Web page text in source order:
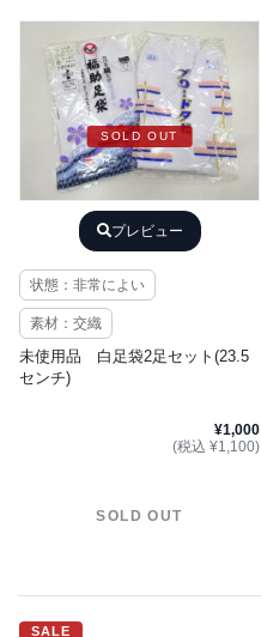
SOLD OUT
プレビュー
状態：非常によい
素材：交織
未使用品 白足袋2足セット(23.5
センチ)
¥1,000
(税込 ¥1,100)
SOLD OUT
SALE